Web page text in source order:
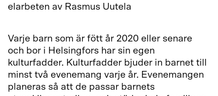
elarbeten av Rasmus Uutela
Varje barn som är fött år 2020 eller senare
och bor i Helsingfors har sin egen
kulturfadder. Kulturfadder bjuder in barnet till
minst två evenemang varje år. Evenemangen
planeras så att de passar barnets